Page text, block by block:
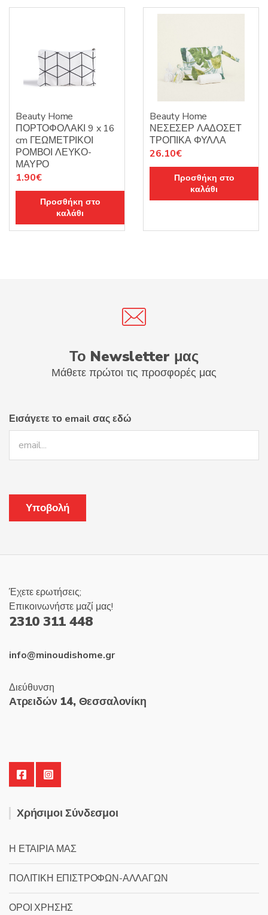
Beauty Home
ΠΟΡΤΟΦΟΛΑΚΙ 9 x 16
cm ΓΕΩΜΕΤΡΙΚΟΙ
ΡΟΜΒΟΙ ΛΕΥΚΟ-
ΜΑΥΡΟ
1.90€
Προσθήκη στο
καλάθι
Beauty Home
ΝΕΣΕΣΕΡ ΛΑΔΟΣΕΤ
ΤΡΟΠΙΚΑ ΦΥΛΛΑ
26.10€
Προσθήκη στο
καλάθι
Το Newsletter μας
Μάθετε πρώτοι τις προσφορές μας
Εισάγετε το email σας εδώ
Έχετε ερωτήσεις;
Επικοινωνήστε μαζί μας!
2310 311 448
info@minoudishome.gr
Διεύθυνση
Ατρειδών 14, Θεσσαλονίκη
Χρήσιμοι Σύνδεσμοι
Η ΕΤΑΙΡΙΑ ΜΑΣ
ΠΟΛΙΤΙΚΗ ΕΠΙΣΤΡΟΦΩΝ-ΑΛΛΑΓΩΝ
ΟΡΟΙ ΧΡΗΣΗΣ